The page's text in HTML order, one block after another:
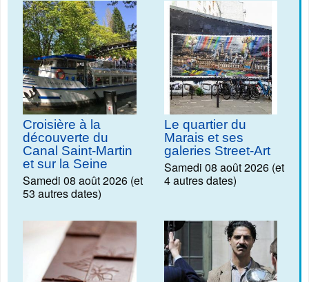
Croisière à la
découverte du
Canal Saint-Martin
et sur la Seine
Samedi 08 août 2026 (et
53 autres dates)
Le quartier du
Marais et ses
galeries Street-Art
Samedi 08 août 2026 (et
4 autres dates)